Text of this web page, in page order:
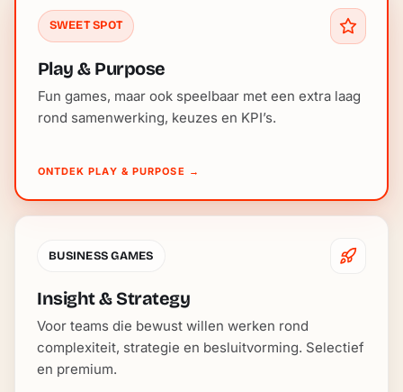
SWEET SPOT
Play & Purpose
Fun games, maar ook speelbaar met een extra laag
rond samenwerking, keuzes en KPI’s.
ONTDEK PLAY & PURPOSE →
BUSINESS GAMES
Insight & Strategy
Voor teams die bewust willen werken rond
complexiteit, strategie en besluitvorming. Selectief
en premium.